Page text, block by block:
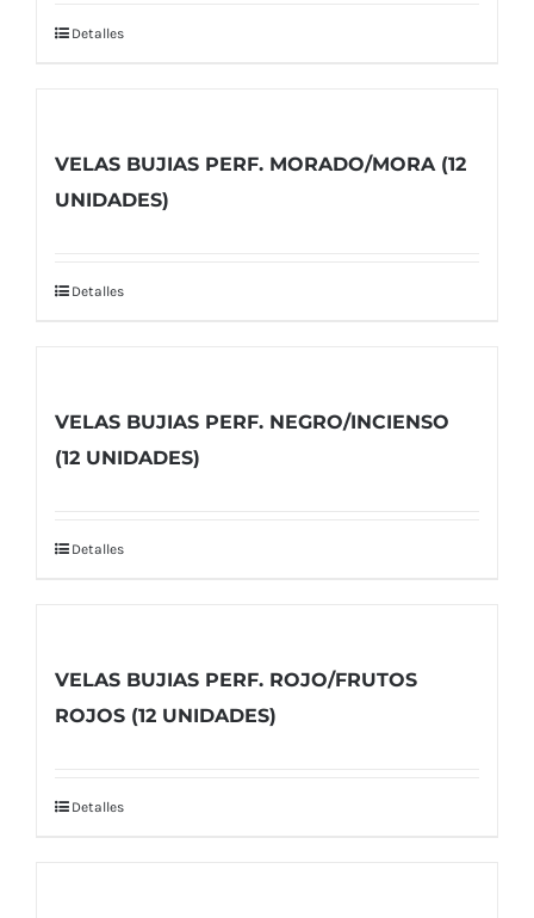
Detalles
VELAS BUJIAS PERF. MORADO/MORA (12
UNIDADES)
Detalles
VELAS BUJIAS PERF. NEGRO/INCIENSO
(12 UNIDADES)
Detalles
VELAS BUJIAS PERF. ROJO/FRUTOS
ROJOS (12 UNIDADES)
Detalles